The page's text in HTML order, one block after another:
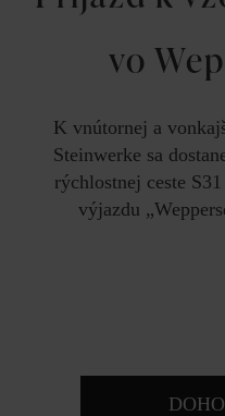
vo
K vnútornej a
Steinwerke sa
rýchlostnej ceste
výjazdu